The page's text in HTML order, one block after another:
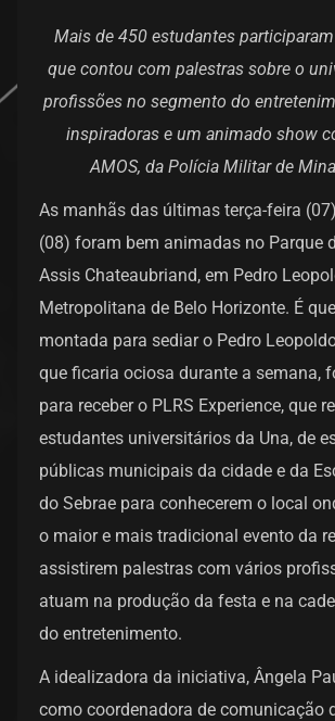
Mais de 450 estudantes
que contou com palestras sobre o
profissões no segmento do
inspiradoras e um animado show
AMOS, da Polícia Militar de
As manhãs das últimas terça-feira
(08) foram bem animadas no Parque
Assis Chateaubriand, em Pedro
Metropolitana de Belo Horizonte. É
montada para sediar o Pedro
que ficaria ociosa durante a semana,
para receber o PLRS Experience, que
estudantes universitários da Una, de
públicas municipais da cidade e da
do Sebrae para conhecerem o local
o maior e mais tradicional evento da
assistirem palestras com vários
atuam na produção da festa e na
do entretenimento.
A idealizadora da iniciativa, Ângela
como coordenadora de comunicação